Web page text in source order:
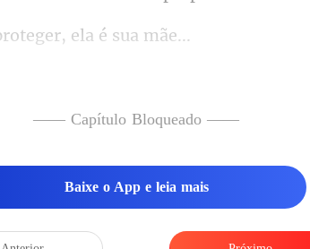
errado, mas foi apenas u
—— Capítulo Bloqueado ——
Baixe o App e leia mais